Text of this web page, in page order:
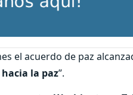
el acuerdo de paz
la paz”.